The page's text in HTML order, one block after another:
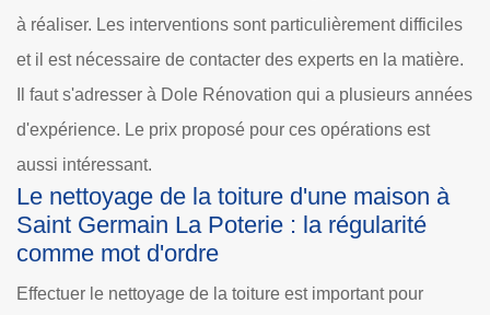
à réaliser. Les interventions sont particulièrement difficiles
et il est nécessaire de contacter des experts en la matière.
Il faut s'adresser à Dole Rénovation qui a plusieurs années
d'expérience. Le prix proposé pour ces opérations est
aussi intéressant.
Le nettoyage de la toiture d'une maison à
Saint Germain La Poterie : la régularité
comme mot d'ordre
Effectuer le nettoyage de la toiture est important pour